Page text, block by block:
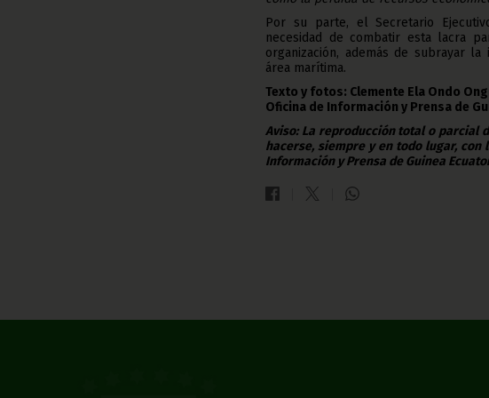
Por su parte, el Secretario
necesidad de combatir esta lacra
organización, además de subrayar
área marítima.
Texto y fotos: Clemente Ela Ondo
Oficina de Información y Prensa de
Aviso: La reproducción total o parcial
hacerse, siempre y en todo lugar,
Información y Prensa de Guinea